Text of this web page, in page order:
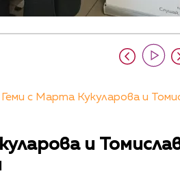
с Марта Кукуларова и
и